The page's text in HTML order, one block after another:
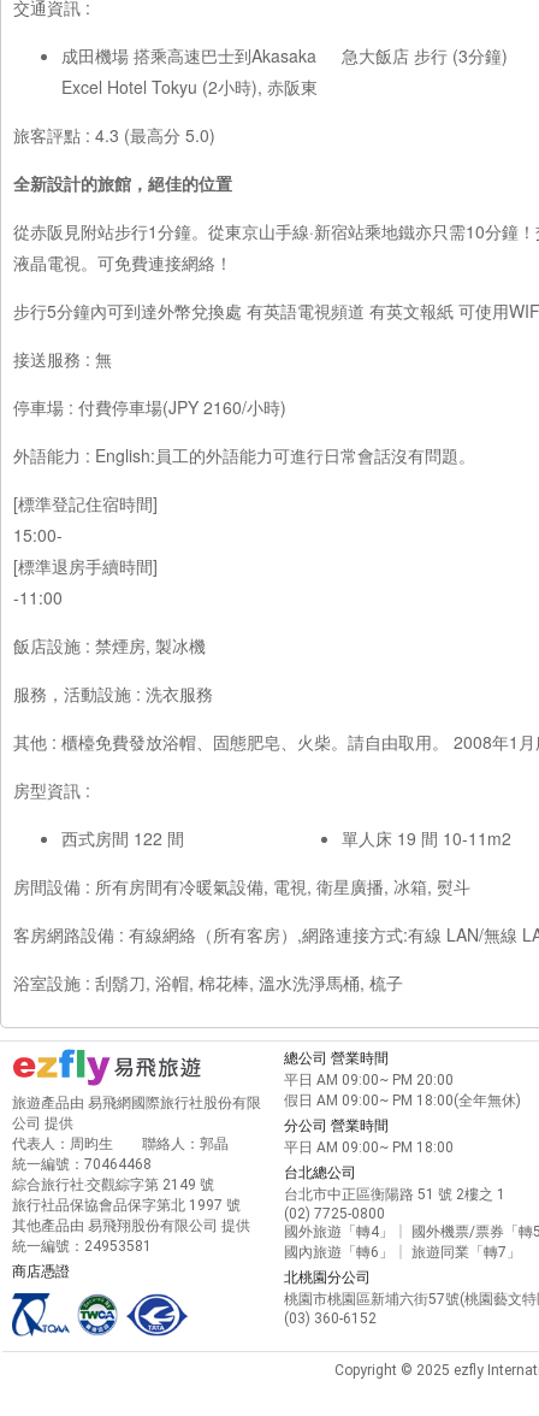
交通資訊 :
成田機場 搭乘高速巴士到Akasaka
Excel Hotel Tokyu (2小時), 赤阪東
急大飯店 步行 (3分鐘)
旅客評點 : 4.3 (最高分 5.0)
全新設計的旅館，絕佳的位置
從赤阪見附站步行1分鐘。從東京山手線·新宿站乘地鐵亦只需10分鐘
液晶電視。可免費連接網絡！
步行5分鐘內可到達外幣兌換處 有英語電視頻道 有英文報紙 可使用
接送服務 : 無
停車場 : 付費停車場(JPY 2160/小時)
外語能力 : English:員工的外語能力可進行日常會話沒有問題。
[標準登記住宿時間]
15:00-
[標準退房手續時間]
-11:00
飯店設施 : 禁煙房, 製冰機
服務，活動設施 : 洗衣服務
其他 : 櫃檯免費發放浴帽、固態肥皂、火柴。請自由取用。 2008年1
房型資訊 :
西式房間 122 間
單人床 19 間 10-11m2
房間設備 : 所有房間有冷暖氣設備, 電視, 衛星廣播, 冰箱, 熨斗
客房網路設備 : 有線網絡（所有客房）,網路連接方式:有線 LAN/無線
浴室設施 : 刮鬍刀, 浴帽, 棉花棒, 溫水洗淨馬桶, 梳子